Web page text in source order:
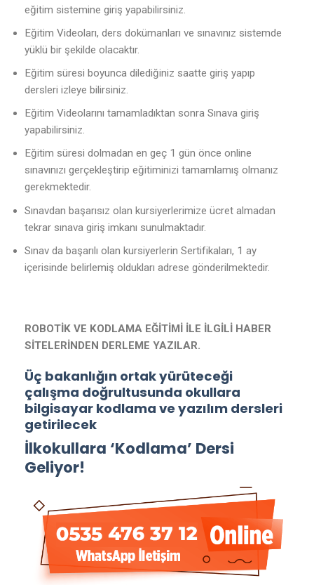
eğitim sistemine giriş yapabilirsiniz.
Eğitim Videoları, ders dokümanları ve sınavınız sistemde
yüklü bir şekilde olacaktır.
Eğitim süresi boyunca dilediğiniz saatte giriş yapıp
dersleri izleye bilirsiniz.
Eğitim Videolarını tamamladıktan sonra Sınava giriş
yapabilirsiniz.
Eğitim süresi dolmadan en geç 1 gün önce online
sınavınızı gerçekleştirip eğitiminizi tamamlamış olmanız
gerekmektedir.
Sınavdan başarısız olan kursiyerlerimize ücret almadan
tekrar sınava giriş imkanı sunulmaktadır.
Sınav da başarılı olan kursiyerlerin Sertifikaları, 1 ay
içerisinde belirlemiş oldukları adrese gönderilmektedir.
ROBOTİK VE KODLAMA EĞİTİMİ İLE İLGİLİ HABER
SİTELERİNDEN DERLEME YAZILAR.
Üç bakanlığın ortak yürüteceği
çalışma doğrultusunda okullara
bilgisayar kodlama ve yazılım dersleri
getirilecek
İlkokullara ‘Kodlama’ Dersi
Geliyor!